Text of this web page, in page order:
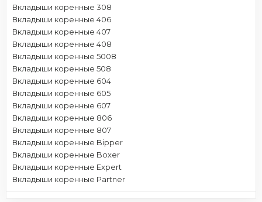
Вкладыши коренные 308
Вкладыши коренные 406
Вкладыши коренные 407
Вкладыши коренные 408
Вкладыши коренные 5008
Вкладыши коренные 508
Вкладыши коренные 604
Вкладыши коренные 605
Вкладыши коренные 607
Вкладыши коренные 806
Вкладыши коренные 807
Вкладыши коренные Bipper
Вкладыши коренные Boxer
Вкладыши коренные Expert
Вкладыши коренные Partner